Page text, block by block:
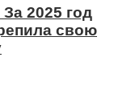
2025 год
свою